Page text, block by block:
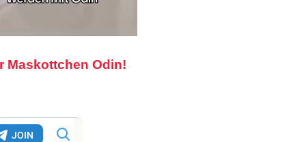
Maskottchen Odin!